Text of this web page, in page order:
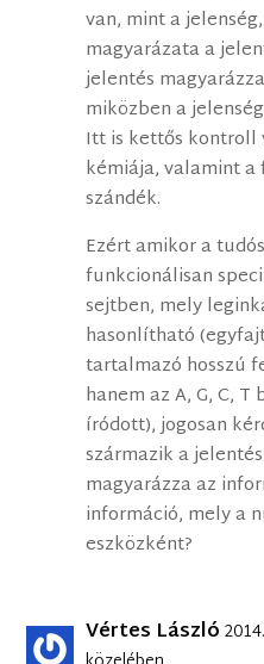
van, mint a
magyarázata a
jelentés
miközben a
Itt is kettős kontroll
kémiája, valamint
szándék.
Ezért amikor a
funkcionálisan
sejtben, mely
hasonlítható
tartalmazó hosszú
hanem az A, G, C,
íródott), jogosan
származik a
magyarázza az
információ, mely a
eszközként?
Vértes László